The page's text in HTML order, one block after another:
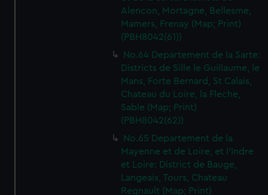
We’d like to use additional cookies to remember your
preferences, understand how our website is used, and to
help us improve it. We may also use cookies to tailor our
marketing to your interests and deliver embedded content
from third-party sources. You can choose to allow all
cookies, change your preferences or opt-out at any time.
Alencon, Mortagne, Bellesme,
Mamers, Frenay (Map; Print)
(PBH8042(61))
No.64 Departement de la Sarte:
Districts de Sille le Guillaume, le
Mans, Forte Bernard, St Calais,
Chateau du Loire, la Fleche,
Sable (Map; Print)
(PBH8042(62))
No.65 Departement de la
Mayenne et de Loire, et l'Indre
et Loire: District de Bauge,
Langeais, Tours, Chateau
Regnault (Map; Print)